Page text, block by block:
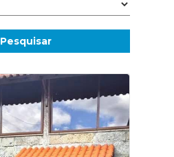
Pesquisar